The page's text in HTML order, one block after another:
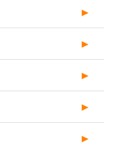
►
►
►
►
►